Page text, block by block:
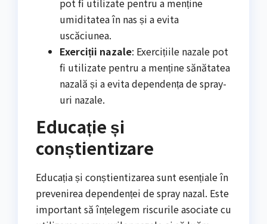
pot fi utilizate pentru a menține
umiditatea în nas și a evita
uscăciunea.
Exerciții nazale: Exercițiile nazale pot
fi utilizate pentru a menține sănătatea
nazală și a evita dependența de spray-
uri nazale.
Educație și
conștientizare
Educația și conștientizarea sunt esențiale în
prevenirea dependenței de spray nazal. Este
important să înțelegem riscurile asociate cu